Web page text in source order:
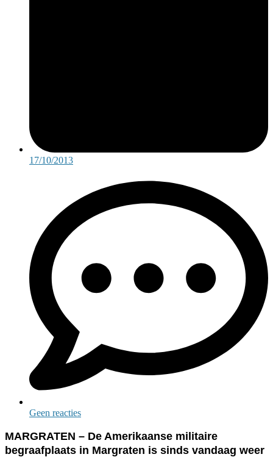
17/10/2013
Geen reacties
MARGRATEN – De Amerikaanse militaire
begraafplaats in Margraten is sinds vandaag weer